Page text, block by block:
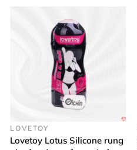
LOVETOY
Lovetoy Lotus Silicone rung